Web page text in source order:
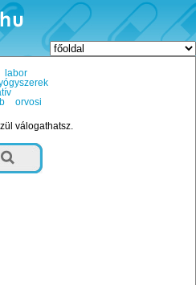
labor
orvosi
válogathatsz.